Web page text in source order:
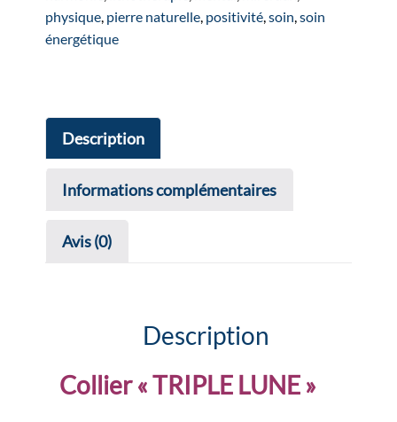
physique pierre naturelle positivité ,soin ,soin
énergétique
Description
Informations complémentaires
Avis (0)
Description
Collier « TRIPLE LUNE »